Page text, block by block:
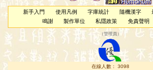
新手入門 使用凡例 字庫統計 隨機漢字
鳴謝
製作單位 私隱政策 免責聲明
（管理員 ）
在線人數： 3098